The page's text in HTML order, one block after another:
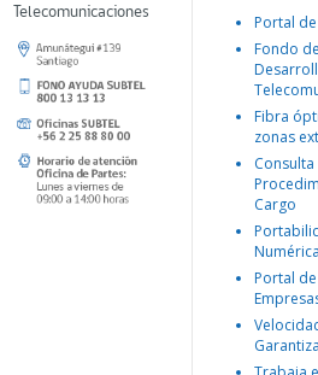
Telecomunicaciones
Portal
Fondo
Fibra
zonas
Consulta
Cargo
Portal